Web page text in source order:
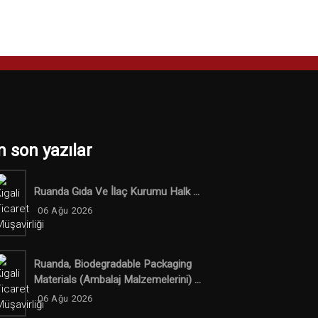
son yazılar
Ruanda Gıda Ve İlaç Kurumu Halk ...
06 Ağu 2026
Ruanda, Biodegradable Packaging
Materials (ambalaj Malzemelerini) ...
06 Ağu 2026